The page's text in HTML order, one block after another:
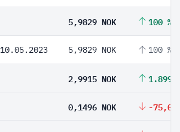
5,9829 NOK 100 %
10.05.2023 5,9829 NOK 100 %
2,9915 NOK
0,1496 NOK -75,07